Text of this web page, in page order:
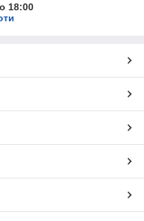
18:00